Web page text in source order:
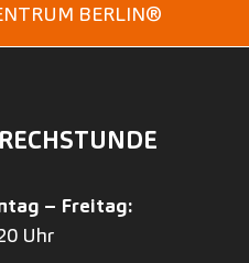
BERLIN®
– Freitag:
Uhr